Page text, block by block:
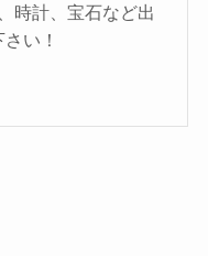
時計、宝石など出
い！